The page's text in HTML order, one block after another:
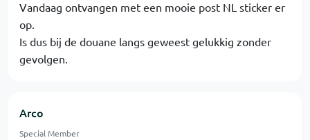
Vandaag ontvangen met een mooie post NL sticker er
op.
Is dus bij de douane langs geweest gelukkig zonder
gevolgen.
Arco
Special Member